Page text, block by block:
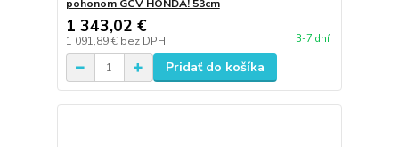
pohonom GCV HONDA! 53cm
1 343,02 €
1 091,89 € bez DPH 3-7 dní
Pridať do košíka